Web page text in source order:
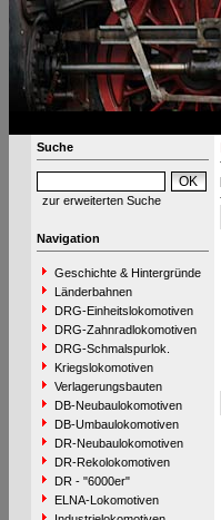
Suche
zur erweiterten Suche
Navigation
Geschichte & Hintergründe
Länderbahnen
DRG-Einheitslokomotiven
DRG-Zahnradlokomotiven
DRG-Schmalspurlok.
Kriegslokomotiven
Verlagerungsbauten
DB-Neubaulokomotiven
DB-Umbaulokomotiven
DR-Neubaulokomotiven
DR-Rekolokomotiven
DR - "6000er"
ELNA-Lokomotiven